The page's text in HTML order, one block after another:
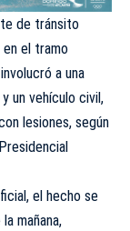
de tránsito
en el tramo
a una
un vehículo civil,
lesiones, según
el hecho se
mañana,